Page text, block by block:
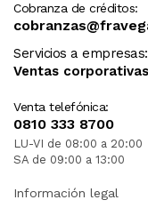
Cobranza de créditos:
Servicios a empresas:
Ventas corporativas
Venta telefónica:
0810 333 8700
LU-VI de 08:00 a 20:00
SA de 09:00 a 13:00
Información legal